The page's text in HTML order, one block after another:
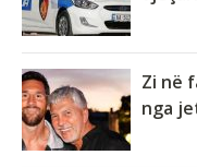
Zi në
nga